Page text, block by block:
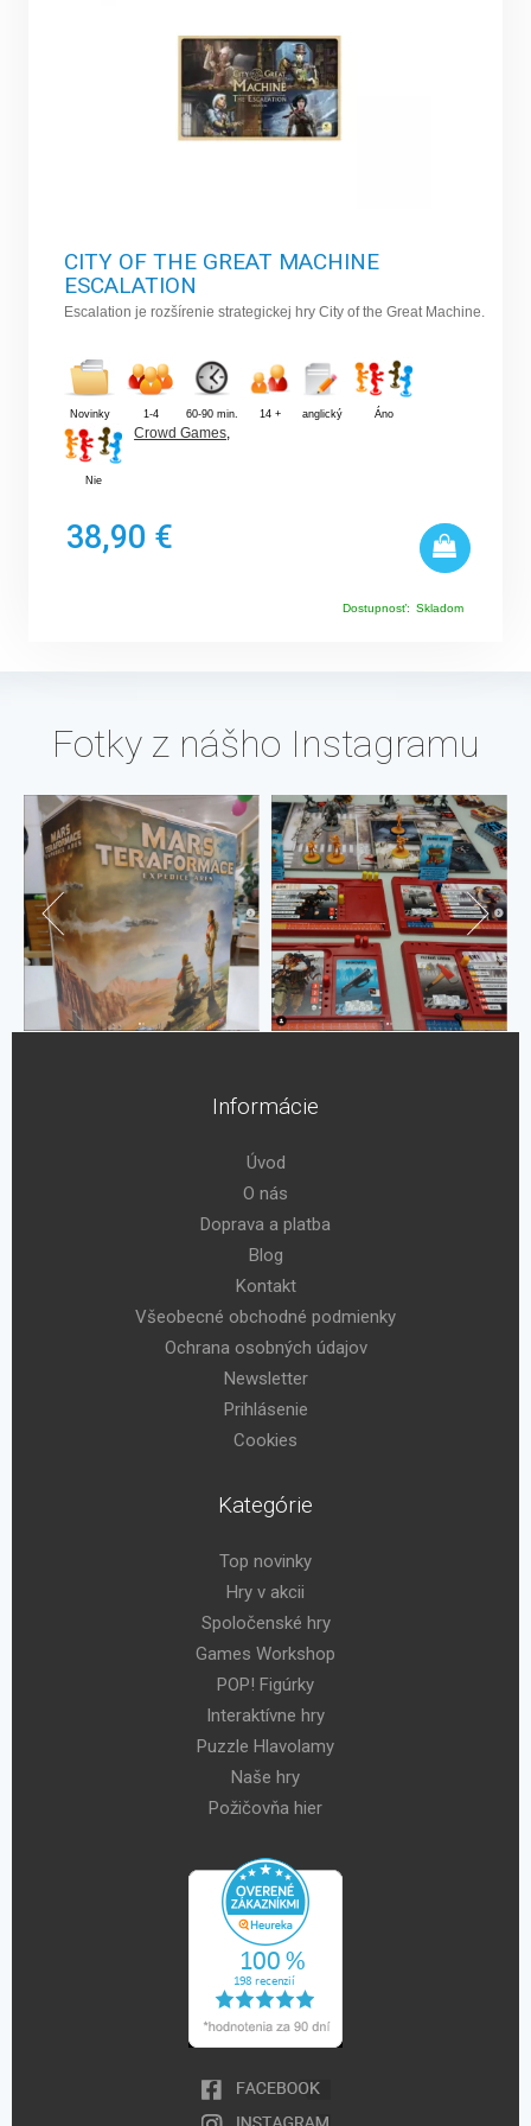
CITY OF THE GREAT MACHINE
ESCALATION
Escalation je rozšírenie strategickej hry City of the Great Machine.
Novinky 1-4 60-90 min. 14 + anglický Áno
Nie
Crowd Games,
38,90 €
Dostupnosť: Skladom
Fotky z nášho Instagramu
Informácie
Úvod
O nás
Doprava a platba
Blog
Kontakt
Všeobecné obchodné podmienky
Ochrana osobných údajov
Newsletter
Prihlásenie
Cookies
Kategórie
Top novinky
Hry v akcii
Spoločenské hry
Games Workshop
POP! Figúrky
Interaktívne hry
Puzzle Hlavolamy
Naše hry
Požičovňa hier